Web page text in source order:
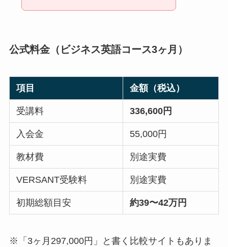
公式料金（ビジネス英語コース3ヶ月）
項目 金額（税込）
受講料 336,600円
入会金 55,000円
教材費 別途実費
VERSANT受験料 別途実費
初期総額目安 約39〜42万円
※「3ヶ月297,000円」と書く比較サイトもありま